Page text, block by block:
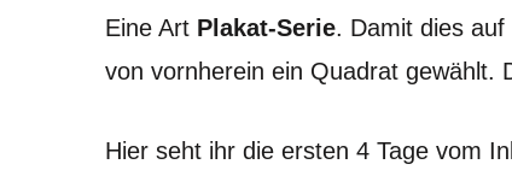
Eine Art Plakat-Serie. Damit dies
von vornherein ein Quadrat gewählt.
Hier seht ihr die ersten 4 Tage vom